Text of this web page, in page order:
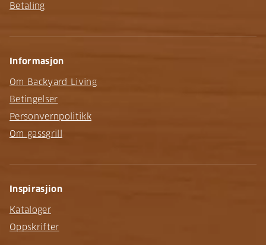
Betaling
Informasjon
Om Backyard Living
Betingelser
Personvernpolitikk
Om gassgrill
Inspirasjion
Kataloger
Oppskrifter